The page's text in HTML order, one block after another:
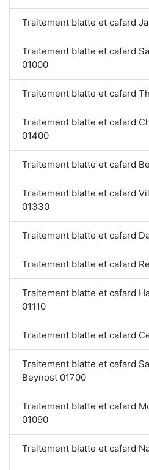
Traitement blatte et cafard
Traitement blatte et cafard
01000
Traitement blatte et cafard
Traitement blatte et cafard
01400
Traitement blatte et cafard
Traitement blatte et cafard
01330
Traitement blatte et cafard
Traitement blatte et cafard
Traitement blatte et cafard
01110
Traitement blatte et cafard
Traitement blatte et cafard
Beynost 01700
Traitement blatte et cafard
01090
Traitement blatte et cafard